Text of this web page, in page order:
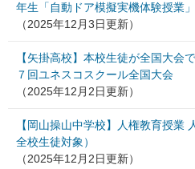
年生「自動ドア模擬実機体験授業
（2025年12月3日更新）
【矢掛高校】本校生徒が全国大会
７回ユネスコスクール全国大会
（2025年12月2日更新）
【岡山操山中学校】人権教育授業
全校生徒対象）
（2025年12月2日更新）